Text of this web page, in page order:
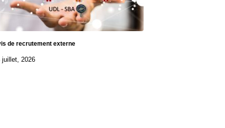
de recrutement externe
juillet, 2026